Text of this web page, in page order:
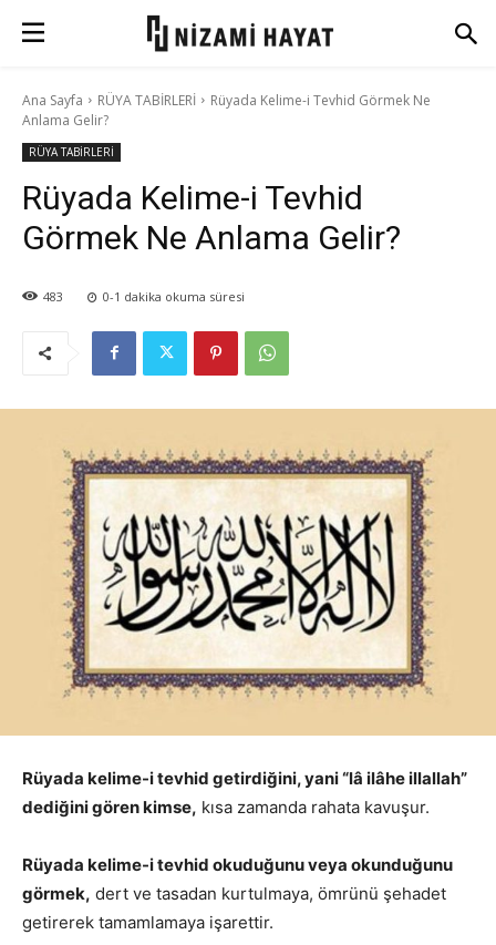
Ana Sayfa RÜYA TABİRLERİ
Rüyada Kelime-i Tevhid Görmek Ne
Anlama Gelir?
RÜYA TABİRLERİ
Rüyada Kelime-i Tevhid
Görmek Ne Anlama Gelir?
483 0-1 dakika okuma süresi
Rüyada kelime-i tevhid getirdiğini, yani “lâ ilâhe illallah”
dediğini gören kimse, kısa zamanda rahata kavuşur.
Rüyada kelime-i tevhid okuduğunu veya okunduğunu
görmek, dert ve tasadan kurtulmaya, ömrünü şehadet
getirerek tamamlamaya işarettir.